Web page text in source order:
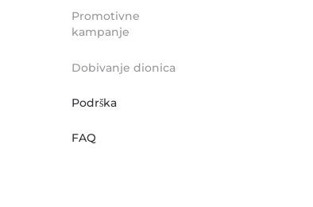
Promotivne
kampanje
Dobivanje dionica
Podrška
FAQ